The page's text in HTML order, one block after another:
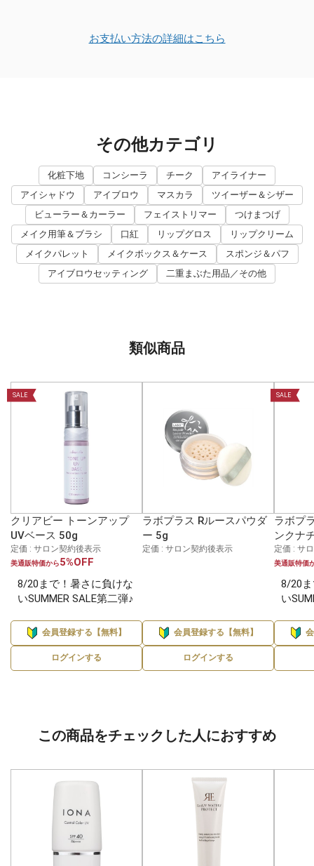
お支払い方法の詳細はこちら
その他カテゴリ
化粧下地 コンシーラ チーク
アイライナー
アイシャドウ
アイブロウ マスカラ
ツイーザー＆シザー
ビューラー＆カーラー
フェイストリマー
つけまつげ
メイク用筆＆ブラシ
口紅 リップグロス
リップクリーム
メイクパレット
メイクボックス＆ケース
スポンジ＆パフ
アイブロウセッティング
二重まぶた用品／その他
類似商品
SALE
クリアビー トーンアップ
UVベース 50g
定価 : サロン契約後表示
美通販特価から5%OFF
8/20まで！暑さに負けな
いSUMMER SALE第二弾♪
会員登録する【無料】
ログインする
ラボプラス Rルースパウダ
ー 5g
定価 : サロン契約後表示
会員登録する【無料】
ログインする
SALE
ラボプ
ンクナ
定価 : サ
美通販特価
8/20
い
この商品をチェックした人におすすめ